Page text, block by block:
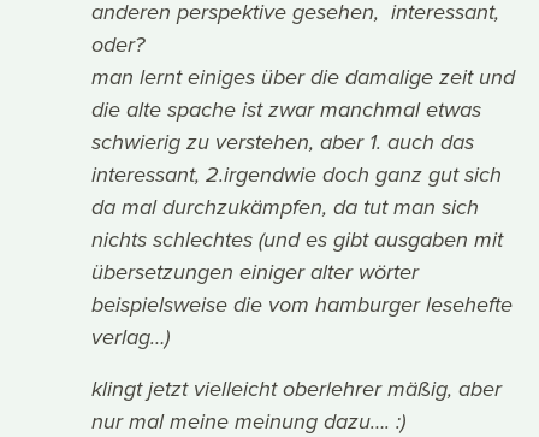
anderen perspektive gesehen, interessant,
oder?
man lernt einiges über die damalige zeit und
die alte spache ist zwar manchmal etwas
schwierig zu verstehen, aber 1. auch das
interessant, 2.irgendwie doch ganz gut sich
da mal durchzukämpfen, da tut man sich
nichts schlechtes (und es gibt ausgaben mit
übersetzungen einiger alter wörter
beispielsweise die vom hamburger lesehefte
verlag…)
klingt jetzt vielleicht oberlehrer mäßig, aber
nur mal meine meinung dazu…. :)